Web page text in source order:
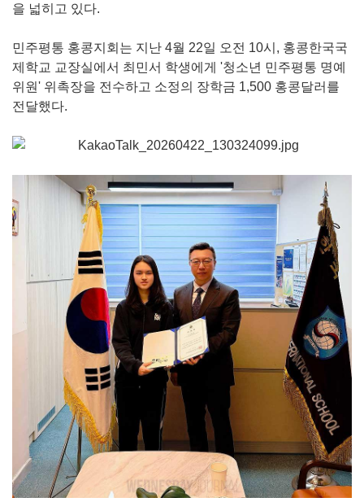
을 넓히고 있다.
민주평통 홍콩지회는 지난 4월 22일 오전 10시, 홍콩한국국
제학교 교장실에서 최민서 학생에게 '청소년 민주평통 명예
위원' 위촉장을 전수하고 소정의 장학금 1,500 홍콩달러를
전달했다.